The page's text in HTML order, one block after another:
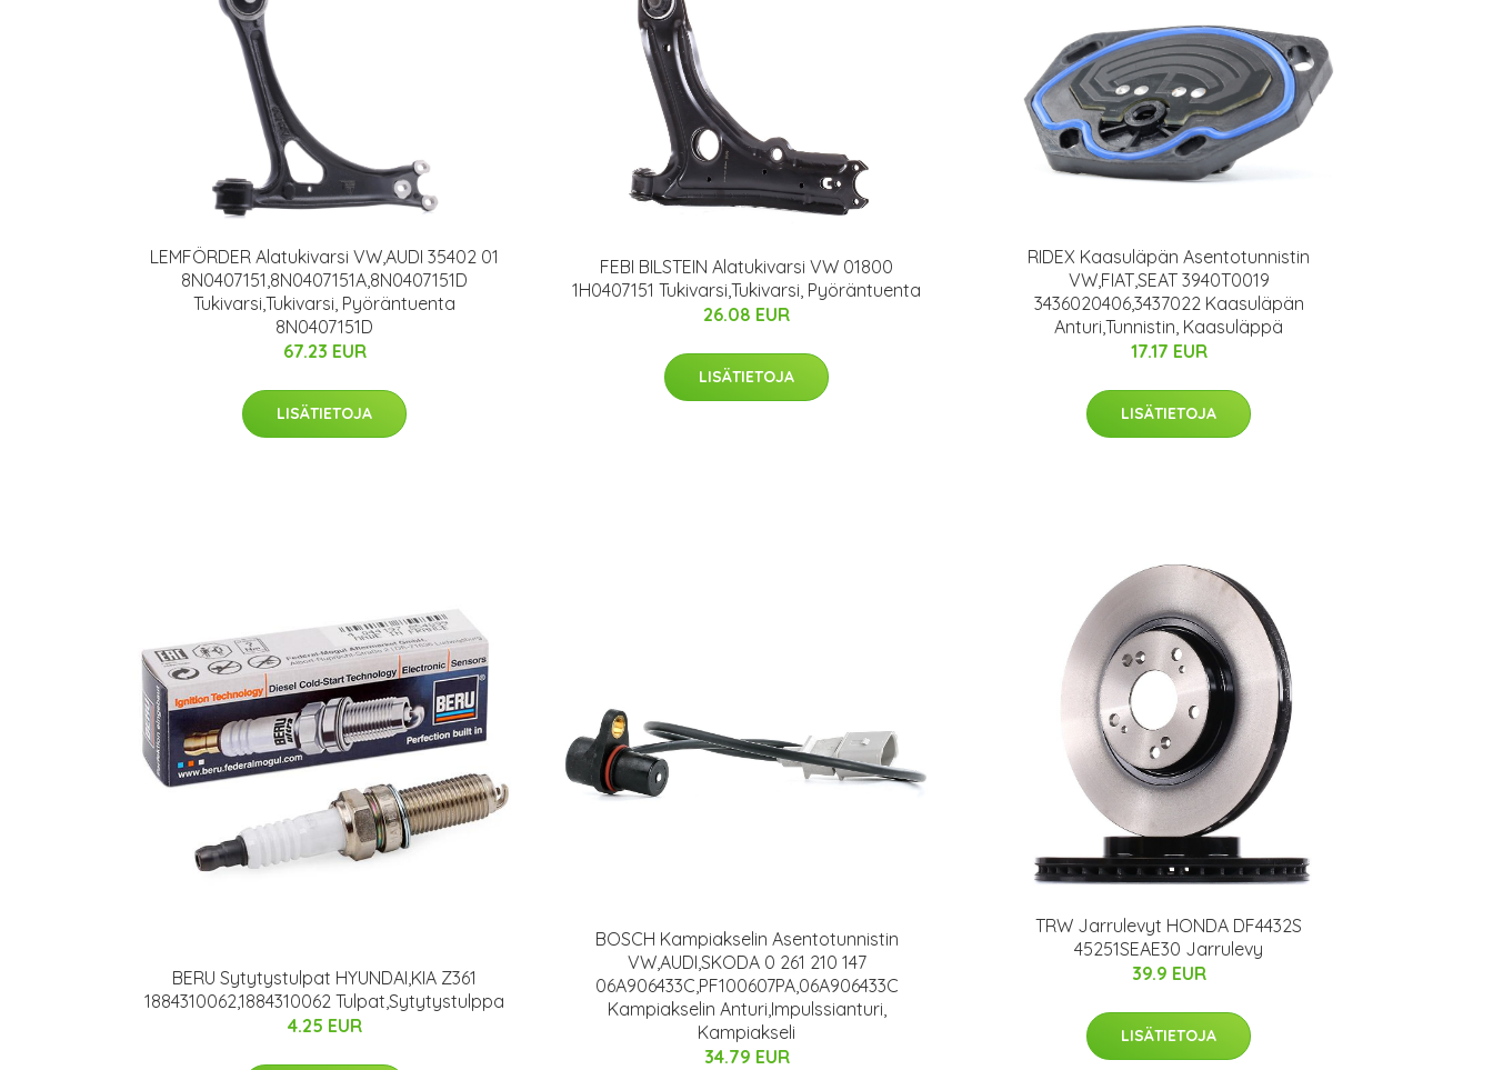
LEMFÖRDER Alatukivarsi VW,AUDI 35402 01
8N0407151,8N0407151A,8N0407151D
Tukivarsi,Tukivarsi, Pyöräntuenta
8N0407151D
67.23 EUR
LISÄTIETOJA
FEBI BILSTEIN Alatukivarsi VW 01800
1H0407151 Tukivarsi,Tukivarsi, Pyöräntuenta
26.08 EUR
LISÄTIETOJA
RIDEX Kaasuläpän Asentotunnistin
VW,FIAT,SEAT 3940T0019
3436020406,3437022 Kaasuläpän
Anturi,Tunnistin, Kaasuläppä
17.17 EUR
LISÄTIETOJA
BERU Sytytystulpat HYUNDAI,KIA Z361
1884310062,1884310062 Tulpat,Sytytystulppa
4.25 EUR
BOSCH Kampiakselin Asentotunnistin
VW,AUDI,SKODA 0 261 210 147
06A906433C,PF100607PA,06A906433C
Kampiakselin Anturi,Impulssianturi,
Kampiakseli
34.79 EUR
TRW Jarrulevyt HONDA DF4432S
45251SEAE30 Jarrulevy
39.9 EUR
LISÄTIETOJA